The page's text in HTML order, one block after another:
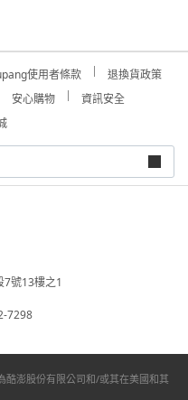
使用者條款
退換貨政策
安心購物
資訊安全
7號13樓之1
7298
酷澎股份有限公司和/或其在美國和其